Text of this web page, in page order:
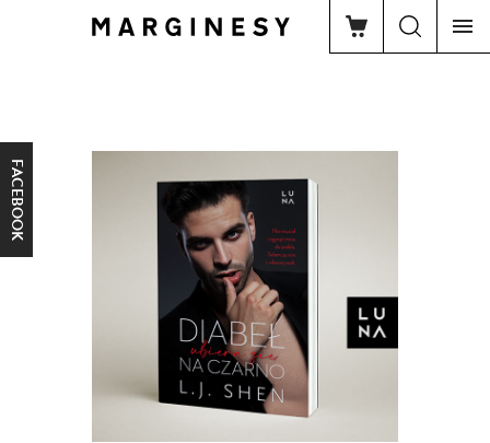
FACEBOOK